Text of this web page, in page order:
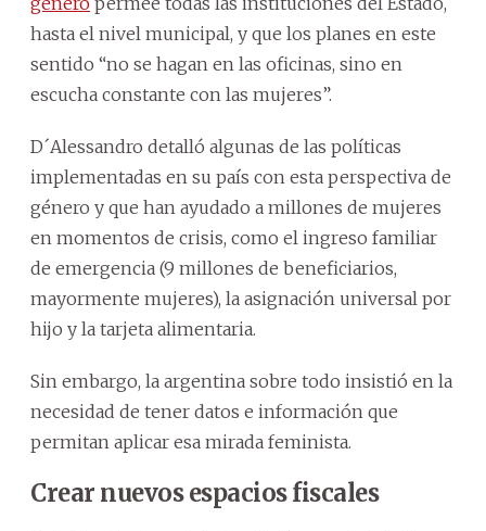
hasta el nivel municipal, y que los planes en este
sentido “no se hagan en las oficinas, sino en
escucha constante con las mujeres”.
D´Alessandro detalló algunas de las políticas
implementadas en su país con esta perspectiva de
género y que han ayudado a millones de mujeres
en momentos de crisis, como el ingreso familiar
de emergencia (9 millones de beneficiarios,
mayormente mujeres), la asignación universal por
hijo y la tarjeta alimentaria.
Sin embargo, la argentina sobre todo insistió en la
necesidad de tener datos e información que
permitan aplicar esa mirada feminista.
Crear nuevos espacios fiscales